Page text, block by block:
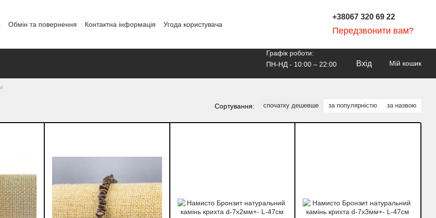
Обмін та повернення Контактна інформація
Угода користувача
+38067 320 69 22
Передзвонити вам?
Графік роботи:
ПН-НД - 10:00 – 22:00
Вхід Мій кошик
Сортування: спочатку дешевше за популярністю за назвою